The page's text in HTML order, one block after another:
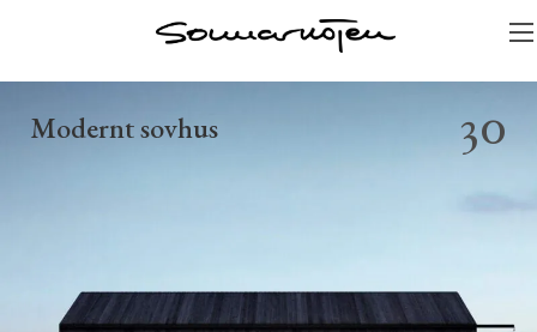
Modernt sovhus 30